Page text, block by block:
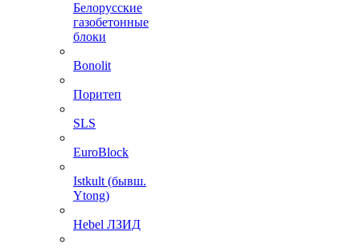
Белорусские
газобетонные
блоки
Bonolit
Поритеп
SLS
EuroBlock
Istkult (бывш.
Ytong)
Hebel ЛЗИД